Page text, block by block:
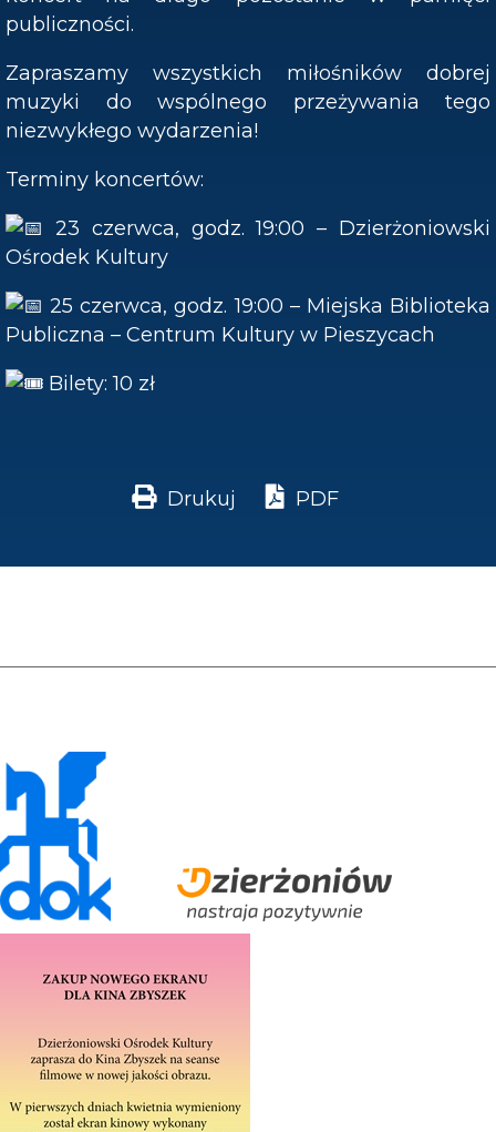
publiczności.
Zapraszamy wszystkich miłośników dobrej
muzyki do wspólnego przeżywania tego
niezwykłego wydarzenia!
Terminy koncertów:
23 czerwca, godz. 19:00 – Dzierżoniowski
Ośrodek Kultury
25 czerwca, godz. 19:00 – Miejska Biblioteka
Publiczna – Centrum Kultury w Pieszycach
Bilety: 10 zł
Drukuj PDF